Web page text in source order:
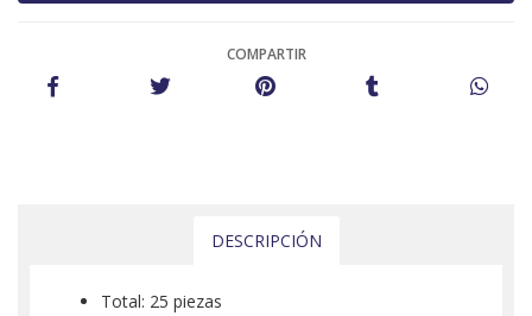
COMPARTIR
DESCRIPCIÓN
Total: 25 piezas